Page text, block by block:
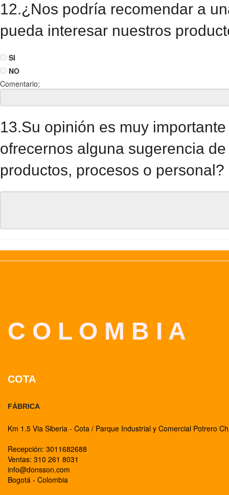
12.¿Nos podría recomendar a
pueda interesar nuestros
SI
NO
Comentario;
13.Su opinión es muy
ofrecernos alguna sugerencia
productos, procesos o personal?
C O L O M B I A
COTA
FÁBRICA
Km 1.5 Via Siberia - Cota / Parque Industrial y Comercial Potrero
Recepción: 3011682688
Ventas: 310 261 8031
info@donsson.com
Bogotá - Colombia